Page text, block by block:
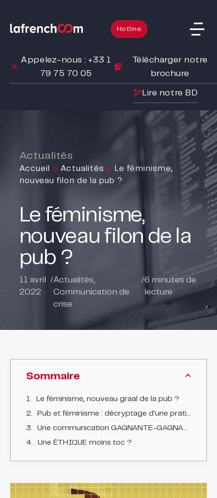
Hotline
Appelez-nous : +33 1
79 75 70 05
Télécharger notre
brochure
Lire notre BD
Actualités
Accueil » Actualités » Le féminisme,
nouveau filon de la pub ?
Le féminisme,
nouveau filon de la
pub ?
11 avril
2022
/Actualités,
Communication de
crise
/6 minutes de
lecture
Sommaire
Le féminisme, nouveau graal de la pub ?
Pub et féminisme : décryptage d'une pratique qui génère le buzz
Une communication GAGNANTE-GAGNANTE ?
Une ÉTHIQUE moins toc ?